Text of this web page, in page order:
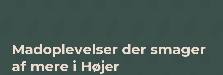
Madoplevelser der smager
af mere i Højer